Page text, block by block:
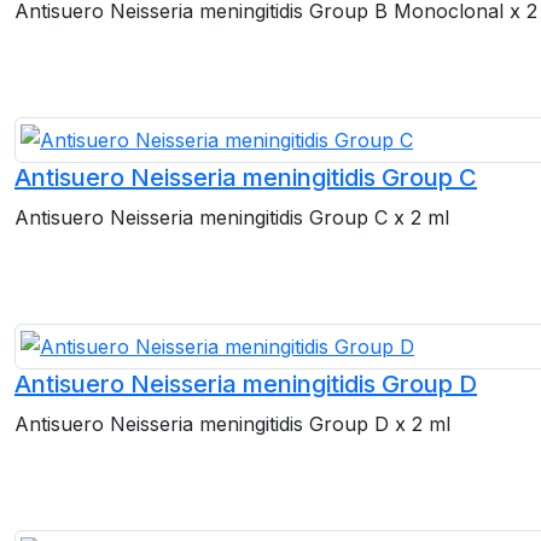
Antisuero Neisseria meningitidis Group B Monoclonal x
Antisuero Neisseria meningitidis Group C
Antisuero Neisseria meningitidis Group C x 2 ml
Antisuero Neisseria meningitidis Group D
Antisuero Neisseria meningitidis Group D x 2 ml